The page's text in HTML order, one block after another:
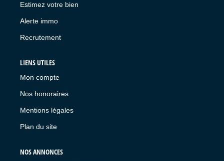
Estimez votre bien
Alerte immo
Recrutement
LIENS UTILES
Mon compte
Nos honoraires
Mentions légales
Plan du site
NOS ANNONCES